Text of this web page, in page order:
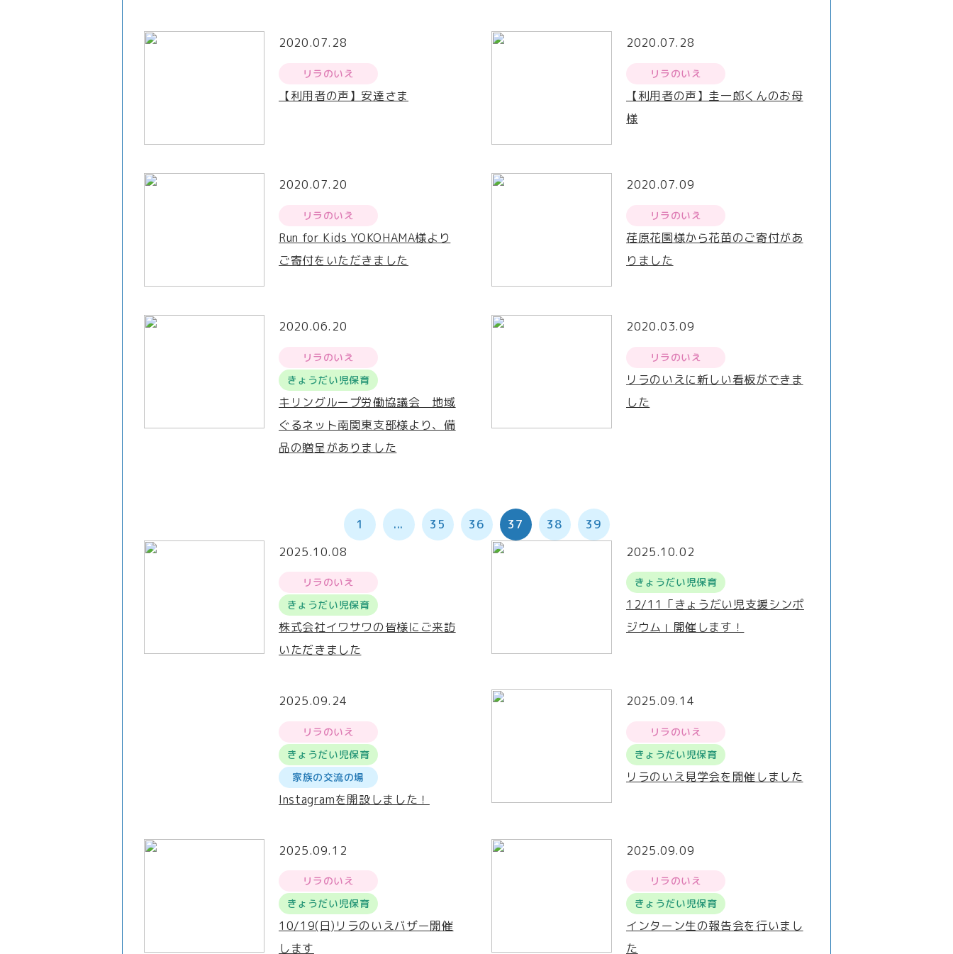
2020.07.28
リラのいえ
【利用者の声】安達さま
2020.07.28
リラのいえ
【利用者の声】圭一郎くんのお母
様
2020.07.20
リラのいえ
Run for Kids YOKOHAMA様より
ご寄付をいただきました
2020.07.09
リラのいえ
荏原花園様から花苗のご寄付があ
りました
2020.06.20
リラのいえ
きょうだい児保育
キリングループ労働協議会 地域
ぐるネット南関東支部様より、備
品の贈呈がありました
2020.03.09
リラのいえ
リラのいえに新しい看板ができま
した
1 ... 35 36 37 38
39
2025.10.08
リラのいえ
きょうだい児保育
株式会社イワサワの皆様にご来訪
いただきました
2025.10.02
きょうだい児保育
12/11「きょうだい児支援シンポ
ジウム」開催します！
2025.09.24
リラのいえ
きょうだい児保育
家族の交流の場
Instagramを開設しました！
2025.09.14
リラのいえ
きょうだい児保育
リラのいえ見学会を開催しました
2025.09.12
リラのいえ
きょうだい児保育
10/19(日)リラのいえバザー開催
します
2025.09.09
リラのいえ
きょうだい児保育
インターン生の報告会を行いまし
た